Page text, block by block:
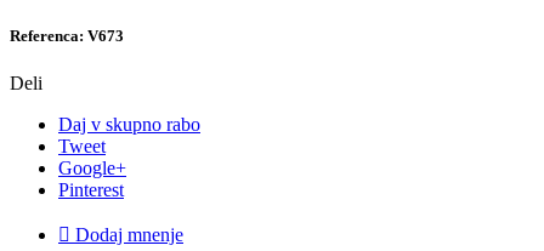
Referenca: V673
Deli
Daj v skupno rabo
Tweet
Google+
Pinterest
 Dodaj mnenje